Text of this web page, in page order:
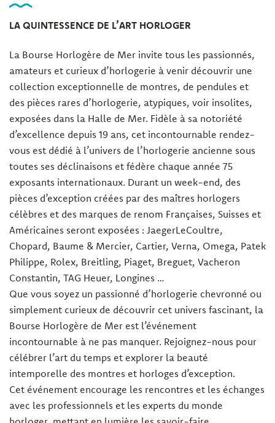
LA QUINTESSENCE DE L’ART HORLOGER
La Bourse Horlogère de Mer invite tous les passionnés,
amateurs et curieux d’horlogerie à venir découvrir une
collection exceptionnelle de montres, de pendules et
des pièces rares d’horlogerie, atypiques, voir insolites,
exposées dans la Halle de Mer. Fidèle à sa notoriété
d’excellence depuis 19 ans, cet incontournable rendez-
vous est dédié à l’univers de l’horlogerie ancienne sous
toutes ses déclinaisons et fédère chaque année 75
exposants internationaux. Durant un week-end, des
pièces d’exception créées par des maîtres horlogers
célèbres et des marques de renom Françaises, Suisses et
Américaines seront exposées : JaegerLeCoultre,
Chopard, Baume & Mercier, Cartier, Verna, Omega, Patek
Philippe, Rolex, Breitling, Piaget, Breguet, Vacheron
Constantin, TAG Heuer, Longines …
Que vous soyez un passionné d’horlogerie chevronné ou
simplement curieux de découvrir cet univers fascinant, la
Bourse Horlogère de Mer est l’événement
incontournable à ne pas manquer. Rejoignez-nous pour
célébrer l’art du temps et explorer la beauté
intemporelle des montres et horloges d’exception.
Cet événement encourage les rencontres et les échanges
avec les professionnels et les experts du monde